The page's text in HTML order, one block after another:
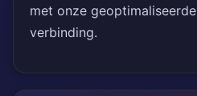
met onze
verbinding.